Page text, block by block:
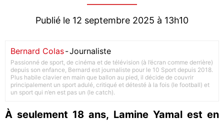
Publié le 12 septembre 2025 à 13h10
Bernard Colas-Journaliste
Passionné de sport, de cinéma et de télévision (à l’écran comme derrière)
depuis son enfance, Bernard est journaliste pour le 10 Sport depuis 2018.
Plus habile clavier en main que ballon au pied, il décide de couvrir
principalement un sport adulé, critiqué et détesté à la fois (le football) et
un sport qui n’en est pas un (le catch).
À seulement 18 ans, Lamine Yamal est en